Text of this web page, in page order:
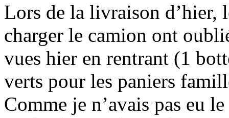
Lors de la livraison d’hier,
charger le camion ont
vues hier en rentrant (1
verts pour les paniers
Comme je n’avais pas eu